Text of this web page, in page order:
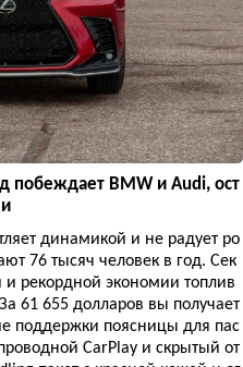
побеждает BMW и Audi, ост
динамикой и не радует ро
76 тысяч человек в год. Сек
рекордной экономии топлив
61 655 долларов вы получает
поддержки поясницы для пас
CarPlay и скрытый от